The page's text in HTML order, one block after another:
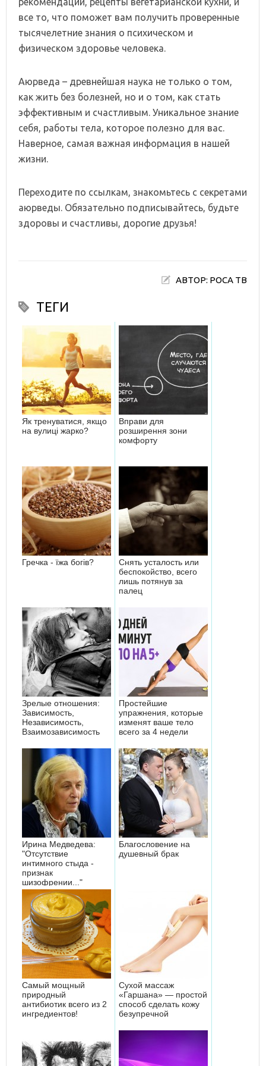
все то, что поможет вам получить проверенные
тысячелетние знания о психическом и
физическом здоровье человека.
Аюрведа – древнейшая наука не только о том,
как жить без болезней, но и о том, как стать
эффективным и счастливым. Уникальное знание
себя, работы тела, которое полезно для вас.
Наверное, самая важная информация в нашей
жизни.
Переходите по ссылкам, знакомьтесь с секретами
аюрведы. Обязательно подписывайтесь, будьте
здоровы и счастливы, дорогие друзья!
АВТОР: РОСА ТВ
ТЕГИ
Як тренуватися, якщо
на вулиці жарко?
Вправи для
розширення зони
комфорту
Гречка - їжа богів?
Снять усталость или
беспокойство, всего
лишь потянув за
палец
Зрелые отношения:
Зависимость,
Независимость,
Взаимозависимость
Простейшие
упражнения, которые
изменят ваше тело
всего за 4 недели
Ирина Медведева:
"Отсутствие
интимного стыда -
признак
шизофрении..."
Благословение на
душевный брак
Самый мощный
природный
антибиотик всего из 2
ингредиентов!
Сухой массаж
«Гаршана» — простой
способ сделать кожу
безупречной